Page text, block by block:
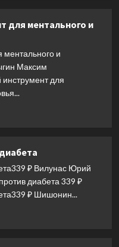
для ментального и
ментального и
Максим
для
₽ Вилунас Юрий
диабета 339 ₽
₽ Шишонин...